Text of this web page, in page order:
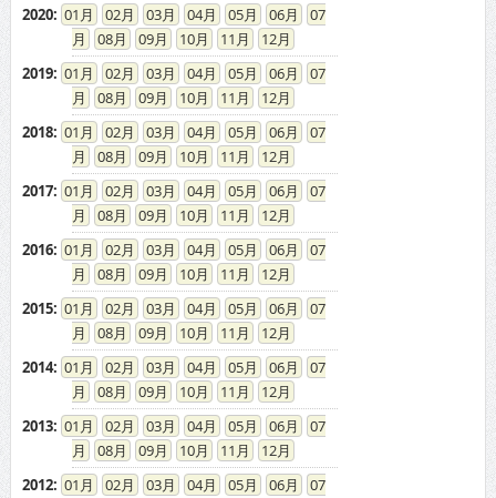
2020: 01 02 03 04 05 06
07
08
09 10 11
12
2019: 01 02 03 04 05 06
07
08
09 10 11
12
2018: 01 02 03 04 05 06
07
08
09 10 11
12
2017: 01 02 03 04 05 06
07
08
09 10 11
12
2016: 01 02 03 04 05 06
07
08
09 10 11
12
2015: 01 02 03 04 05 06
07
08
09 10 11
12
2014: 01 02 03 04 05 06
07
08
09 10 11
12
2013: 01 02 03 04 05 06
07
08
09 10 11
12
2012: 01 02 03 04 05 06
07